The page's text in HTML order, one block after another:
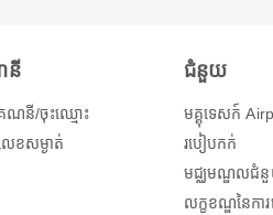
នី
នី/ចុះឈ្មោះ
េខសម្ងាត់
ជំនួយ
មគ្គុទេសក៍
របៀបកក់
មជ្ឈមណ្ឌលជំ
លក្ខខណ្ឌនៃការ